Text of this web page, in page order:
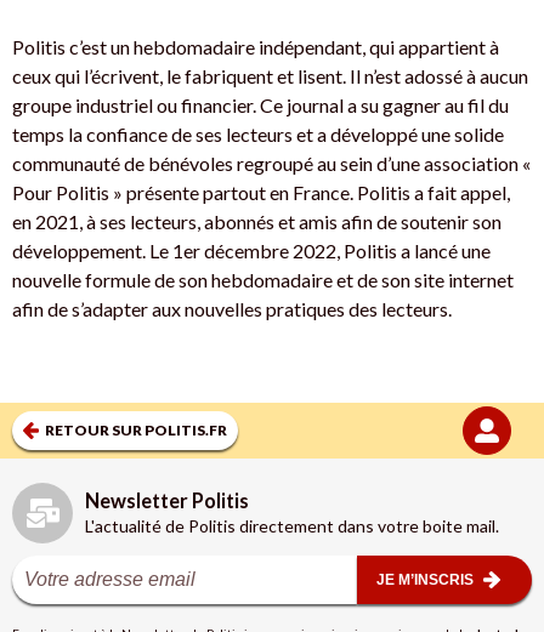
Politis c’est un hebdomadaire indépendant, qui appartient à
ceux qui l’écrivent, le fabriquent et lisent. Il n’est adossé à aucun
groupe industriel ou financier. Ce journal a su gagner au fil du
temps la confiance de ses lecteurs et a développé une solide
communauté de bénévoles regroupé au sein d’une association «
Pour Politis » présente partout en France. Politis a fait appel,
en 2021, à ses lecteurs, abonnés et amis afin de soutenir son
développement. Le 1er décembre 2022, Politis a lancé une
nouvelle formule de son hebdomadaire et de son site internet
afin de s’adapter aux nouvelles pratiques des lecteurs.
RETOUR SUR POLITIS.FR
Newsletter Politis
L'actualité de Politis directement dans votre boite mail.
JE M’INSCRIS